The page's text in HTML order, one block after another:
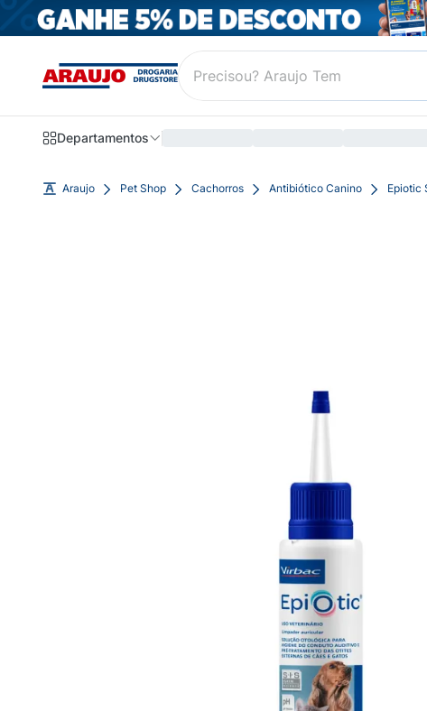
Departamentos
Araujo Pet Shop Cachorros Antibiótico Canino Epiotic